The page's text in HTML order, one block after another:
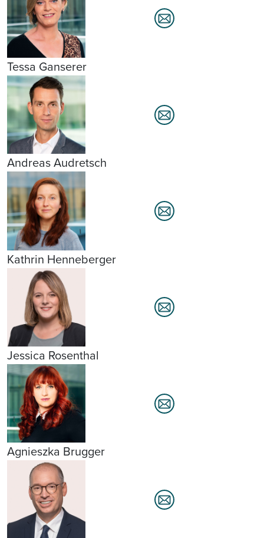
Tessa Ganserer
Andreas Audretsch
Kathrin Henneberger
Jessica Rosenthal
Agnieszka Brugger